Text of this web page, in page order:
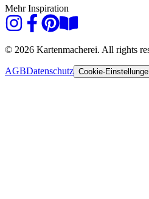
Mehr Inspiration
© 2026 Kartenmacherei. All rights
AGBDatenschutz Cookie-